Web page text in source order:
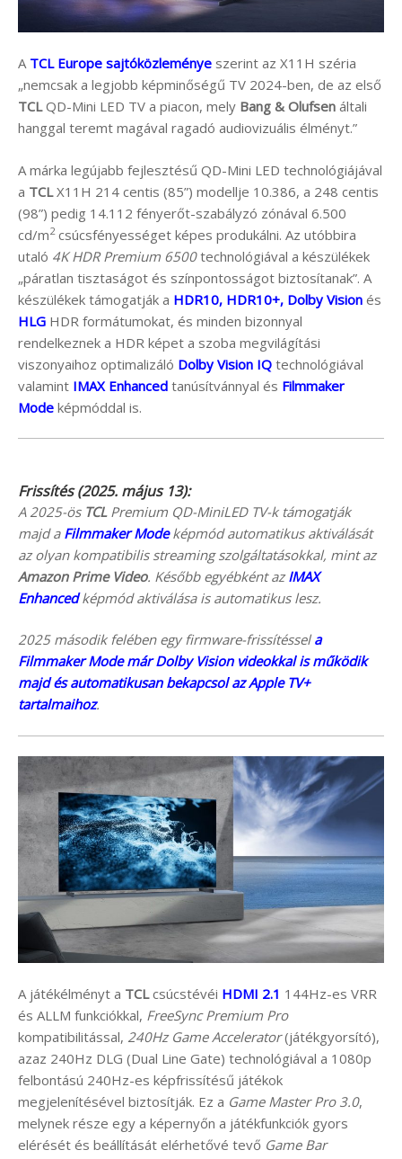
A TCL Europe sajtóközleménye szerint az X11H széria
„nemcsak a legjobb képminőségű TV 2024-ben, de az első
TCLQD-Mini LED TV a piacon, mely Bang & Olufsen általi
hanggal teremt magával ragadó audiovizuális élményt.”
A márka legújabb fejlesztésű QD-Mini LED technológiájával
a TCLX11H 214 centis (85”) modellje 10.386, a 248 centis
(98”) pedig 14.112 fényerőt-szabályzó zónával 6.500
cd/m2csúcsfényességet képes produkálni. Az utóbbira
utaló 4K HDR Premium 6500technológiával a készülékek
„páratlan tisztaságot és színpontosságot biztosítanak”. A
készülékek támogatják a HDR10, HDR10+, Dolby Vision és
HLG HDR formátumokat, és minden bizonnyal
rendelkeznek a HDR képet a szoba megvilágítási
viszonyaihoz optimalizáló Dolby Vision IQ technológiával
valamint IMAX Enhanced tanúsítvánnyal és Filmmaker
Mode képmóddal is.
Frissítés (2025. május 13):
A 2025-ös TCLPremium QD-MiniLED TV-k támogatják
majd a Filmmaker Modeképmód automatikus aktiválását
az olyan kompatibilis streaming szolgáltatásokkal, mint az
Amazon Prime Video. Később egyébként azIMAX
Enhancedképmód aktiválása is automatikus lesz.
2025 második felében egy firmware-frissítéssel a
Filmmaker Mode már Dolby Vision videokkal is működik
majd és automatikusan bekapcsol az Apple TV+
tartalmaihoz.
A játékélményt a TCLcsúcstévéi HDMI 2.1 144Hz-es VRR
és ALLM funkciókkal, FreeSync Premium Pro
kompatibilitással, 240Hz Game Accelerator(játékgyorsító),
azaz 240Hz DLG (Dual Line Gate) technológiával a 1080p
felbontású 240Hz-es képfrissítésű játékok
megjelenítésével biztosítják. Ez a Game Master Pro 3.0,
melynek része egy a képernyőn a játékfunkciók gyors
elérését és beállítását elérhetővé tevő Game Bar